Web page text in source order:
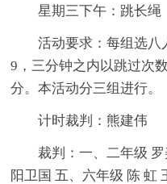
星期三下午：跳长绳
活动要求：每组选八
9，三分钟之内以跳过次
分。本活动分三组进行。
计时裁判：熊建伟
裁判：一、二年级
阳卫国 五、六年级 陈 虹